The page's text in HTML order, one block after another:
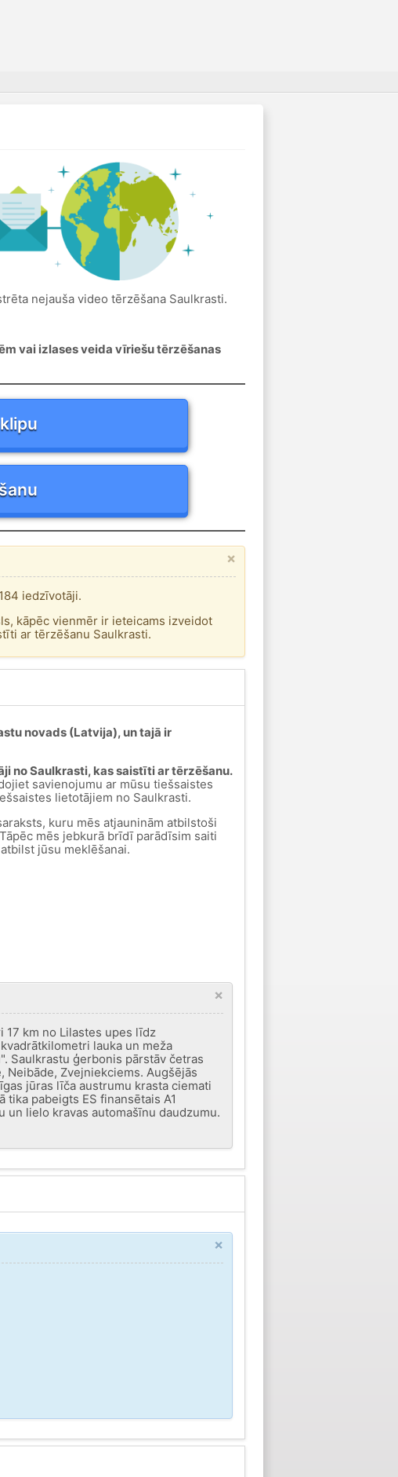
nejauša video tērzēšana Saulkrasti.
vai izlases veida vīriešu tērzēšanas
×
iedzīvotāji.
kāpēc vienmēr ir ieteicams izveidot
ar tērzēšanu Saulkrasti.
novads (Latvija), un tajā ir
no Saulkrasti, kas saistīti ar tērzēšanu.
savienojumu ar mūsu tiešsaistes
lietotājiem no Saulkrasti.
kuru mēs atjauninām atbilstoši
mēs jebkurā brīdī parādīsim saiti
jūsu meklēšanai.
×
17 km no Lilastes upes līdz
lauka un meža
Saulkrastu ģerbonis pārstāv četras
Zvejniekciems. Augšējās
jūras līča austrumu krasta ciemati
tika pabeigts ES finansētais A1
un lielo kravas automašīnu daudzumu.
×